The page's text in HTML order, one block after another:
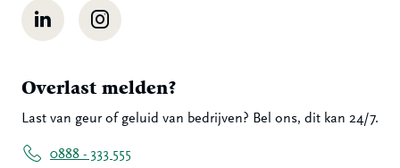
LinkedIn Instagram
Overlast melden?
Last van geur of geluid van bedrijven? Bel ons, dit kan 24/7.
0888 - 333 555